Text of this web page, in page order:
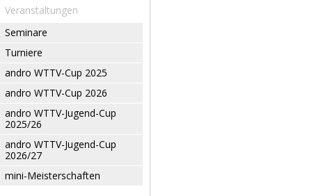
Veranstaltungen
Seminare
Turniere
andro WTTV-Cup 2025
andro WTTV-Cup 2026
andro WTTV-Jugend-Cup
2025/26
andro WTTV-Jugend-Cup
2026/27
mini-Meisterschaften